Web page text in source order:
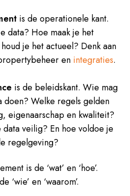
is de operationele kant.
data? Hoe maak je het
je het actueel? Denk aan
en integraties.
is de beleidskant. Wie mag
doen? Welke regels gelden
eigenaarschap en kwaliteit?
veilig? En hoe voldoe je
regelgeving?
is de ‘wat’ en ‘hoe’.
‘wie’ en ‘waarom’.